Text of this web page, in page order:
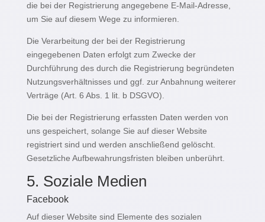
die bei der Registrierung angegebene E-Mail-Adresse,
um Sie auf diesem Wege zu informieren.
Die Verarbeitung der bei der Registrierung
eingegebenen Daten erfolgt zum Zwecke der
Durchführung des durch die Registrierung begründeten
Nutzungsverhältnisses und ggf. zur Anbahnung weiterer
Verträge (Art. 6 Abs. 1 lit. b DSGVO).
Die bei der Registrierung erfassten Daten werden von
uns gespeichert, solange Sie auf dieser Website
registriert sind und werden anschließend gelöscht.
Gesetzliche Aufbewahrungsfristen bleiben unberührt.
5. Soziale Medien
Facebook
Auf dieser Website sind Elemente des sozialen